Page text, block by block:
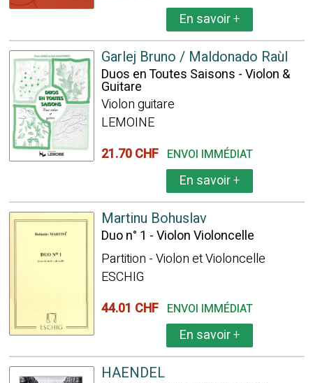
En savoir+
Garlej Bruno / Maldonado Raùl
Duos en Toutes Saisons - Violon &
Guitare
Violon guitare
LEMOINE
21.70 CHF ENVOI IMMÉDIAT
En savoir+
Martinu Bohuslav
Duo n° 1 - Violon Violoncelle
Partition - Violon et Violoncelle
ESCHIG
44.01 CHF ENVOI IMMÉDIAT
En savoir+
HAENDEL